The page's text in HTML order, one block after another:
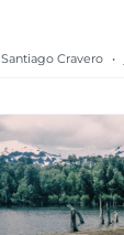
Santiago Cravero